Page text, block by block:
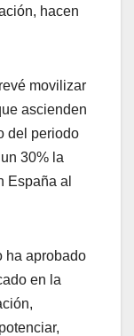
hacen
movilizar
ascienden
del periodo
30% la
España al
ha aprobado
en la